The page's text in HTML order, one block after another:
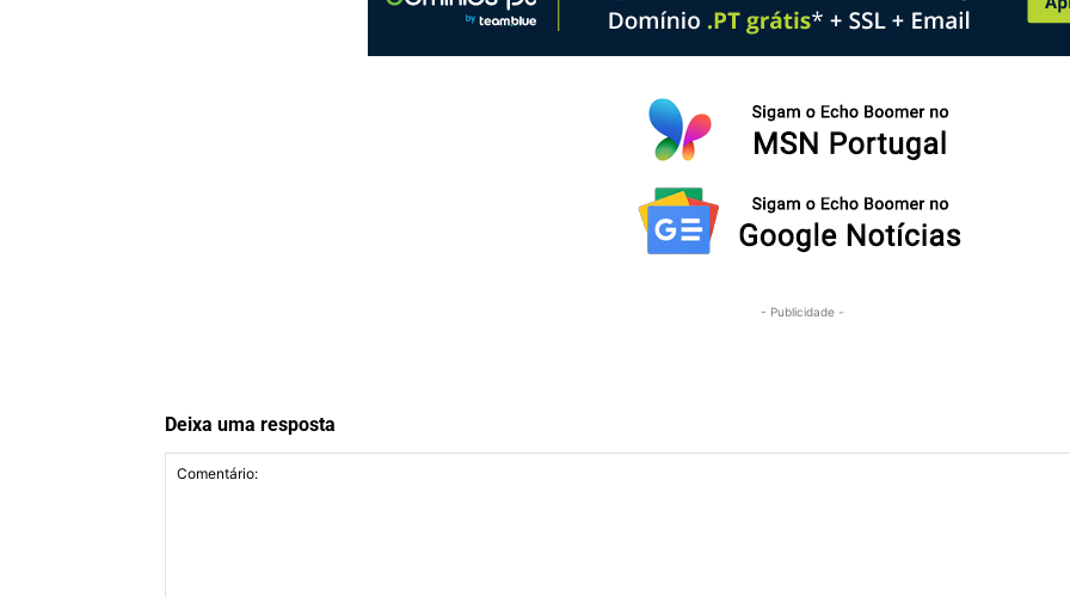
- Publicidade -
Deixa uma resposta